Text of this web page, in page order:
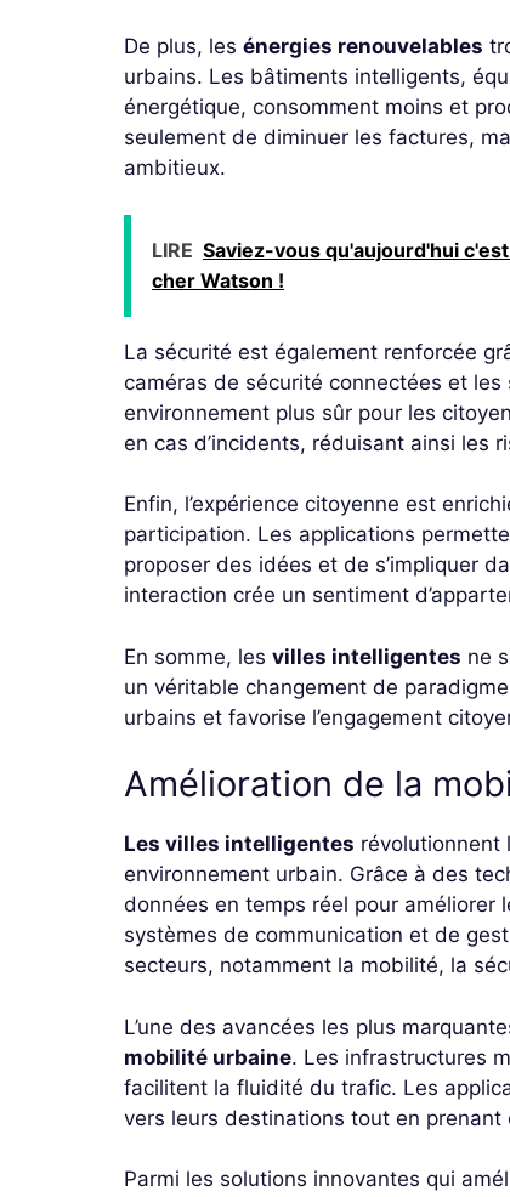
De plus, les énergies renouvelables
urbains. Les bâtiments intelligents,
énergétique, consomment moins et
seulement de diminuer les factures,
ambitieux.
LIRE Saviez-vous qu'aujourd'hui
cher Watson !
La sécurité est également renforcée
caméras de sécurité connectées et
environnement plus sûr pour les
en cas d’incidents, réduisant ainsi les
Enfin, l’expérience citoyenne est
participation. Les applications
proposer des idées et de s’impliquer
interaction crée un sentiment
En somme, les villes intelligentes ne
un véritable changement de
urbains et favorise l’engagement
Amélioration de la
Les villes intelligentes révolutionnent
environnement urbain. Grâce à des
données en temps réel pour améliorer
systèmes de communication et de
secteurs, notamment la mobilité, la
L’une des avancées les plus
mobilité urbaine. Les infrastructures
facilitent la fluidité du trafic. Les
vers leurs destinations tout en
Parmi les solutions innovantes qui